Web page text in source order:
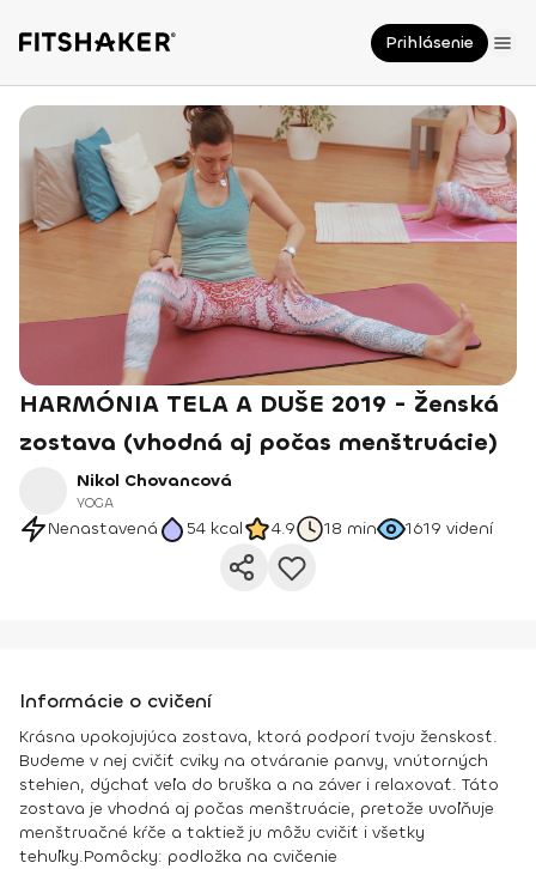
Prihlásenie
HARMÓNIA TELA A DUŠE 2019 - Ženská
zostava (vhodná aj počas menštruácie)
Nikol Chovancová
YOGA
Nenastavená 54 kcal 4.9 18 min 1619 videní
Informácie o cvičení
Krásna upokojujúca zostava, ktorá podporí tvoju ženskosť.
Budeme v nej cvičiť cviky na otváranie panvy, vnútorných
stehien, dýchať veľa do bruška a na záver i relaxovať. Táto
zostava je vhodná aj počas menštruácie, pretože uvoľňuje
menštruačné kŕče a taktiež ju môžu cvičiť i všetky
tehuľky.Pomôcky: podložka na cvičenie